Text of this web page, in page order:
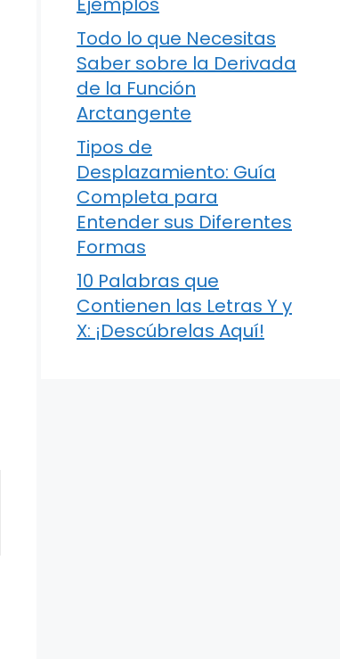
Todo lo que Necesitas
Saber sobre la Derivada
de la Función
Arctangente
Tipos de
Desplazamiento: Guía
Completa para
Entender sus Diferentes
Formas
10 Palabras que
Contienen las Letras Y y
X: ¡Descúbrelas Aquí!